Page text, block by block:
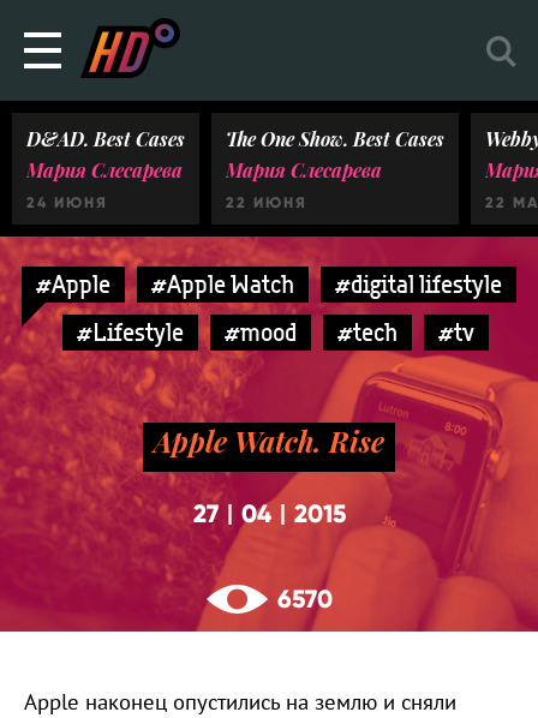
D&AD. Best Cases
Мария Слесарева
24 ИЮНЯ
The One Show. Best Cases
Мария Слесарева
22 ИЮНЯ 22
#Apple #Apple Watch
#digital lifestyle
#Lifestyle
#mood #tech #tv
Apple Watch. Rise
27 04 2015
6570
Apple наконец опустились на землю и сняли